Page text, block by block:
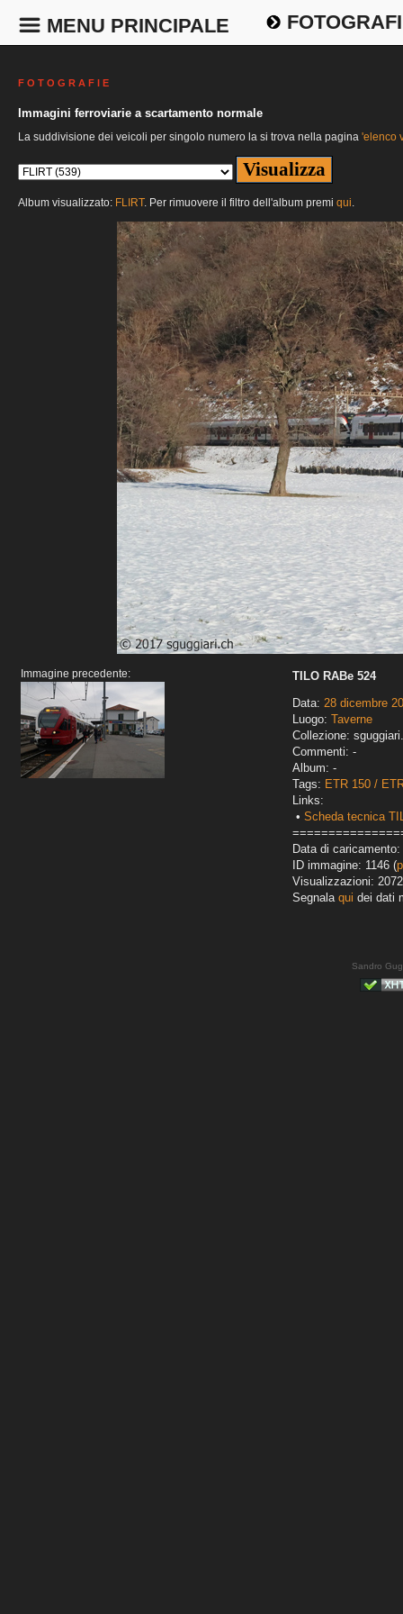
MENU PRINCIPALE
F O T O G R A F I E
Immagini ferroviarie a scartamento normale
La suddivisione dei veicoli per singolo numero la si trova nella pagina 'elenco
Album visualizzato: FLIRT. Per rimuovere il filtro dell'album premi qui.
Immagine precedente:
TILO RABe 524
Data: 28 dicembre
Luogo: Taverne
Collezione:
Commenti: -
Album: -
Tags: ETR 150 /
Links:
• Scheda tecnica
Data di caricamento:
ID immagine: 1146 (
Visualizzazioni: 2072
Segnala qui dei dati
Sandro